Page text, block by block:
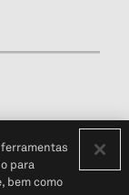
(em inglês)
Global
para
bem como